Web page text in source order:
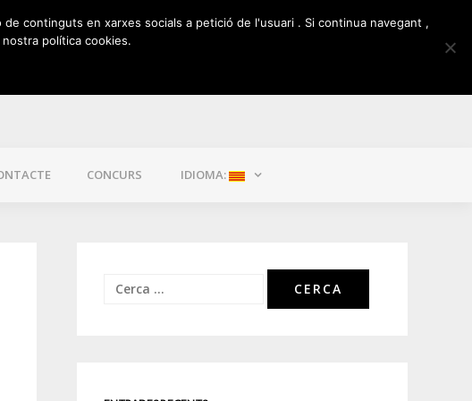
CONCURS IDIOMA:
Cerca:
continguts en xarxes socials a petició de l'usuari . Si continua navegant ,
política cookies.